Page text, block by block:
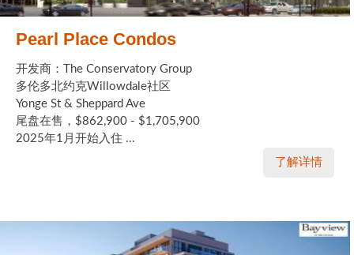
Pearl Place Condos
开发商：The Conservatory Group
多伦多北约克Willowdale社区
Yonge St & Sheppard Ave
尾盘在售，$862,900 - $1,705,900
2025年1月开始入住 ...
了解详情